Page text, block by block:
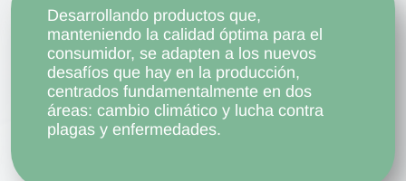
Desarrollando productos que,
manteniendo la calidad óptima para el
consumidor, se adapten a los nuevos
desafíos que hay en la producción,
centrados fundamentalmente en dos
áreas: cambio climático y lucha contra
plagas y enfermedades.